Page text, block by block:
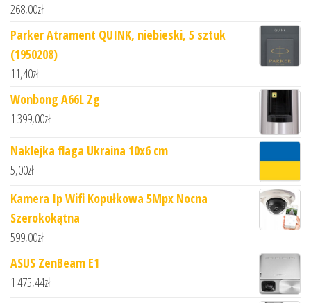
268,00zł
Parker Atrament QUINK, niebieski, 5 sztuk
(1950208)
11,40zł
Wonbong A66L Zg
1 399,00zł
Naklejka flaga Ukraina 10x6 cm
5,00zł
Kamera Ip Wifi Kopułkowa 5Mpx Nocna
Szerokokątna
599,00zł
ASUS ZenBeam E1
1 475,44zł